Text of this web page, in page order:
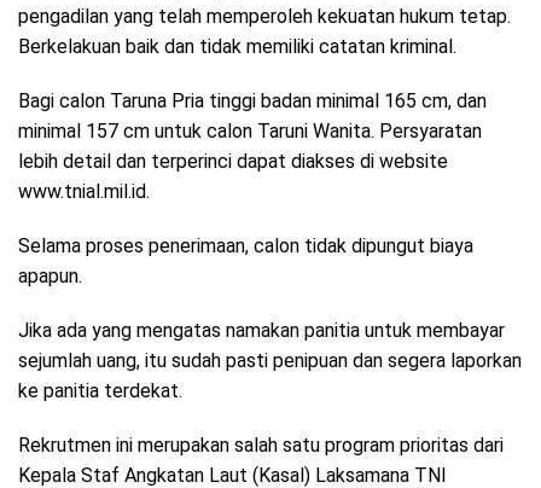
pengadilan yang telah memperoleh kekuatan hukum tetap.
Berkelakuan baik dan tidak memiliki catatan kriminal.
Bagi calon Taruna Pria tinggi badan minimal 165 cm, dan
minimal 157 cm untuk calon Taruni Wanita. Persyaratan
lebih detail dan terperinci dapat diakses di website
www.tnial.mil.id.
Selama proses penerimaan, calon tidak dipungut biaya
apapun.
Jika ada yang mengatas namakan panitia untuk membayar
sejumlah uang, itu sudah pasti penipuan dan segera laporkan
ke panitia terdekat.
Rekrutmen ini merupakan salah satu program prioritas dari
Kepala Staf Angkatan Laut (Kasal) Laksamana TNI